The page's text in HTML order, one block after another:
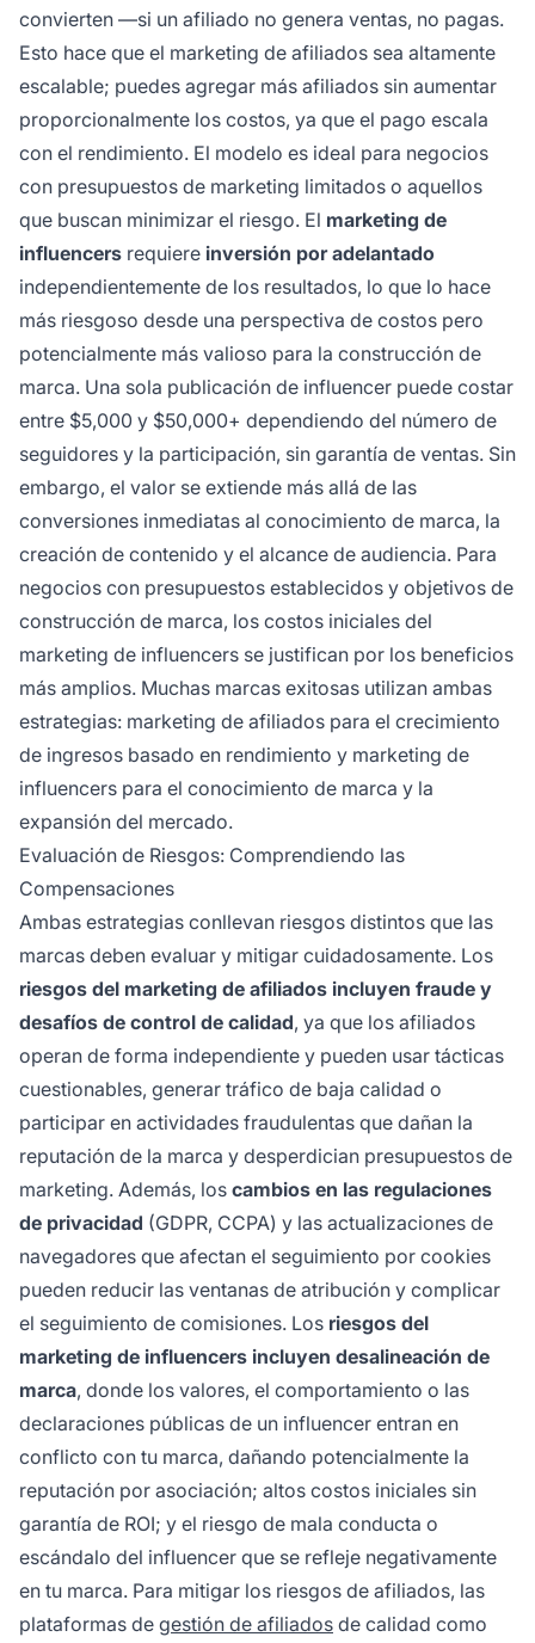
convierten —si un afiliado no genera ventas, no pagas.
Esto hace que el marketing de afiliados sea altamente
escalable; puedes agregar más afiliados sin aumentar
proporcionalmente los costos, ya que el pago escala
con el rendimiento. El modelo es ideal para negocios
con presupuestos de marketing limitados o aquellos
que buscan minimizar el riesgo. El marketing de
influencers requiere inversión por adelantado
independientemente de los resultados, lo que lo hace
más riesgoso desde una perspectiva de costos pero
potencialmente más valioso para la construcción de
marca. Una sola publicación de influencer puede costar
entre $5,000 y $50,000+ dependiendo del número de
seguidores y la participación, sin garantía de ventas. Sin
embargo, el valor se extiende más allá de las
conversiones inmediatas al conocimiento de marca, la
creación de contenido y el alcance de audiencia. Para
negocios con presupuestos establecidos y objetivos de
construcción de marca, los costos iniciales del
marketing de influencers se justifican por los beneficios
más amplios. Muchas marcas exitosas utilizan ambas
estrategias: marketing de afiliados para el crecimiento
de ingresos basado en rendimiento y marketing de
influencers para el conocimiento de marca y la
expansión del mercado.
Evaluación de Riesgos: Comprendiendo las
Compensaciones
Ambas estrategias conllevan riesgos distintos que las
marcas deben evaluar y mitigar cuidadosamente. Los
riesgos del marketing de afiliados incluyen fraude y
desafíos de control de calidad, ya que los afiliados
operan de forma independiente y pueden usar tácticas
cuestionables, generar tráfico de baja calidad o
participar en actividades fraudulentas que dañan la
reputación de la marca y desperdician presupuestos de
marketing. Además, los cambios en las regulaciones
de privacidad (GDPR, CCPA) y las actualizaciones de
navegadores que afectan el seguimiento por cookies
pueden reducir las ventanas de atribución y complicar
el seguimiento de comisiones. Los riesgos del
marketing de influencers incluyen desalineación de
marca, donde los valores, el comportamiento o las
declaraciones públicas de un influencer entran en
conflicto con tu marca, dañando potencialmente la
reputación por asociación; altos costos iniciales sin
garantía de ROI; y el riesgo de mala conducta o
escándalo del influencer que se refleje negativamente
en tu marca. Para mitigar los riesgos de afiliados, las
plataformas de gestión de afiliados de calidad como